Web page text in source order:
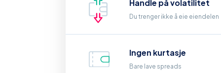
Handle på volatilitet
Du trenger ikke å eie eiendelen
Ingen kurtasje
Bare lave spreads